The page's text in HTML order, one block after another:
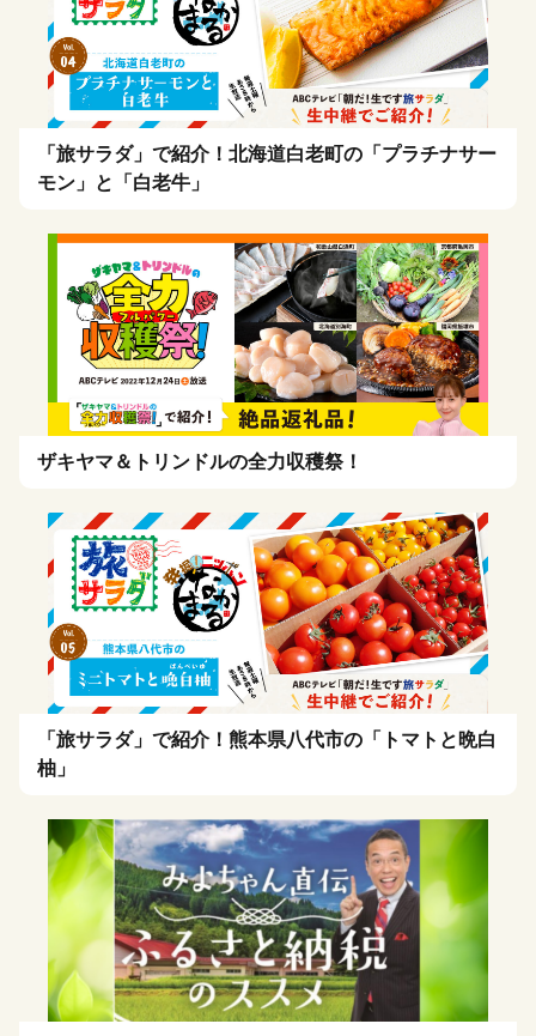
「旅サラダ」で紹介！北海道白老町の「プラチナサー
モン」と「白老牛」
ザキヤマ＆トリンドルの全力収穫祭！
「旅サラダ」で紹介！熊本県八代市の「トマトと晩白
柚」